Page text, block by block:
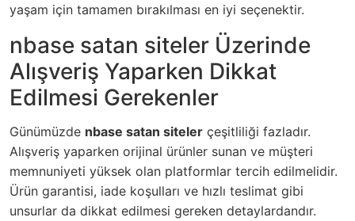
yaşam için tamamen bırakılması en iyi seçenektir.
nbase satan siteler Üzerinde
Alışveriş Yaparken Dikkat
Edilmesi Gerekenler
Günümüzde nbase satan siteler çeşitliliği fazladır.
Alışveriş yaparken orijinal ürünler sunan ve müşteri
memnuniyeti yüksek olan platformlar tercih edilmelidir.
Ürün garantisi, iade koşulları ve hızlı teslimat gibi
unsurlar da dikkat edilmesi gereken detaylardandır.